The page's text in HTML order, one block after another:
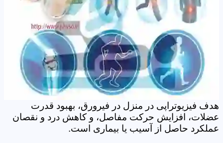
هدف فیزیوتراپی در منزل در فیرورق، بهبود قدرت
عضلات، افزایش حرکت مفاصل، و کاهش درد و نقصان
عملکرد حاصل از آسیب یا بیماری است.